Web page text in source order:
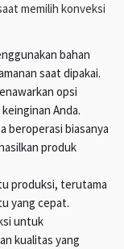
memilih konveksi
bahan
saat dipakai.
opsi
Anda.
beroperasi biasanya
produk
produksi, terutama
yang cepat.
untuk
kualitas yang